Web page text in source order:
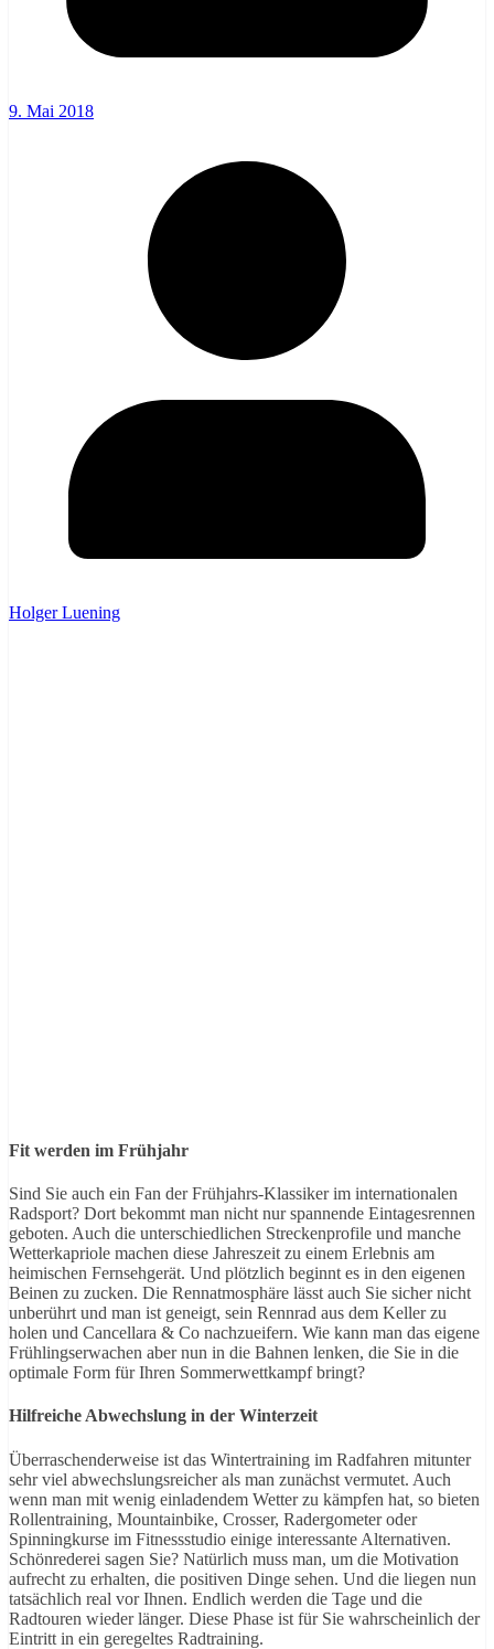
9. Mai 2018
Holger Luening
Fit werden im Frühjahr
Sind Sie auch ein Fan der Frühjahrs-Klassiker im internationalen
Radsport? Dort bekommt man nicht nur spannende Eintagesrennen
geboten. Auch die unterschiedlichen Streckenprofile und manche
Wetterkapriole machen diese Jahreszeit zu einem Erlebnis am
heimischen Fernsehgerät. Und plötzlich beginnt es in den eigenen
Beinen zu zucken. Die Rennatmosphäre lässt auch Sie sicher nicht
unberührt und man ist geneigt, sein Rennrad aus dem Keller zu
holen und Cancellara & Co nachzueifern. Wie kann man das eigene
Frühlingserwachen aber nun in die Bahnen lenken, die Sie in die
optimale Form für Ihren Sommerwettkampf bringt?
Hilfreiche Abwechslung in der Winterzeit
Überraschenderweise ist das Wintertraining im Radfahren mitunter
sehr viel abwechslungsreicher als man zunächst vermutet. Auch
wenn man mit wenig einladendem Wetter zu kämpfen hat, so bieten
Rollentraining, Mountainbike, Crosser, Radergometer oder
Spinningkurse im Fitnessstudio einige interessante Alternativen.
Schönrederei sagen Sie? Natürlich muss man, um die Motivation
aufrecht zu erhalten, die positiven Dinge sehen. Und die liegen nun
tatsächlich real vor Ihnen. Endlich werden die Tage und die
Radtouren wieder länger. Diese Phase ist für Sie wahrscheinlich der
Eintritt in ein geregeltes Radtraining.